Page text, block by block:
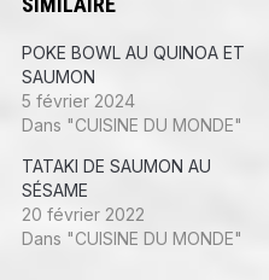
POKE BOWL AU QUINOA ET
SAUMON
5 février 2024
Dans "CUISINE DU MONDE"
TATAKI DE SAUMON AU
SÉSAME
20 février 2022
Dans "CUISINE DU MONDE"